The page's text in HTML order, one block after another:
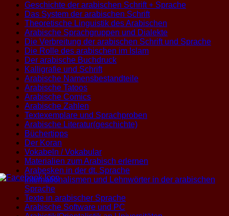
Geschichte der arabischen Schrift + Sprache
Das System der arabischen Schrift
Theoretische Linguistik des Arabischen
Arabische Sprachgruppen und Dialekte
Die Verbreitung der arabischen Schrift und Sprache
Die Rolle des arabischen im Islam
Der arabische Buchdruck
Kalligrafie und Schrift
Arabische Namensbestandteile
Arabische Tatoos
Arabische Comics
Arabische Zahlen
Textexemplare und Sprachproben
Arabische Literatur(geschichte)
Büchertipps
Der Koran
Vokabeln / Vokabular
Materialien zum Arabisch erlernen
Arabesken in der dt. Sprache
Internationalismen und Lehnwörter in der arabischen
Sprache
Texte in arabischer Sprache
Arabische Software und PC